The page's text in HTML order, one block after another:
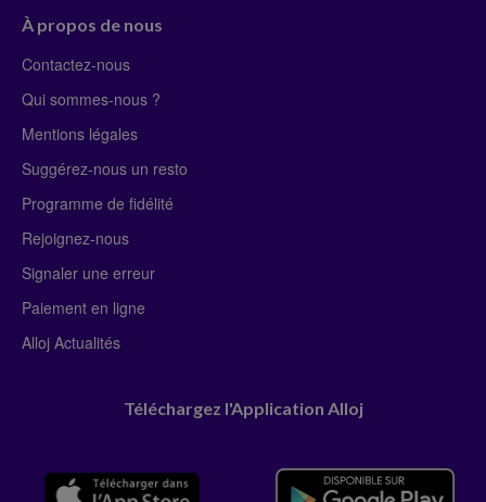
À propos de nous
Contactez-nous
Qui sommes-nous ?
Mentions légales
Suggérez-nous un resto
Programme de fidélité
Rejoignez-nous
Signaler une erreur
Paiement en ligne
Alloj Actualités
Téléchargez l'Application Alloj